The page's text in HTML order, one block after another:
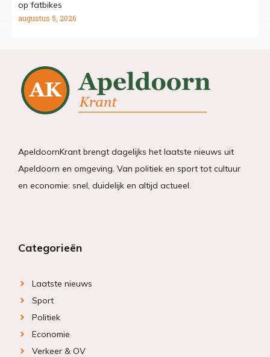
op fatbikes
augustus 5, 2026
ApeldoornKrant brengt dagelijks het laatste nieuws uit
Apeldoorn en omgeving. Van politiek en sport tot cultuur
en economie: snel, duidelijk en altijd actueel.
Categorieën
Laatste nieuws
Sport
Politiek
Economie
Verkeer & OV